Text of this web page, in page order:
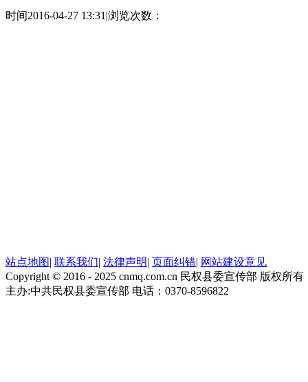
时间2016-04-27 13:31|浏览次数：
站点地图| 联系我们| 法律声明| 页面纠错| 网站建设意见
Copyright © 2016 - 2025 cnmq.com.cn 民权县委宣传部 版权所有
主办:中共民权县委宣传部 电话：0370-8596822